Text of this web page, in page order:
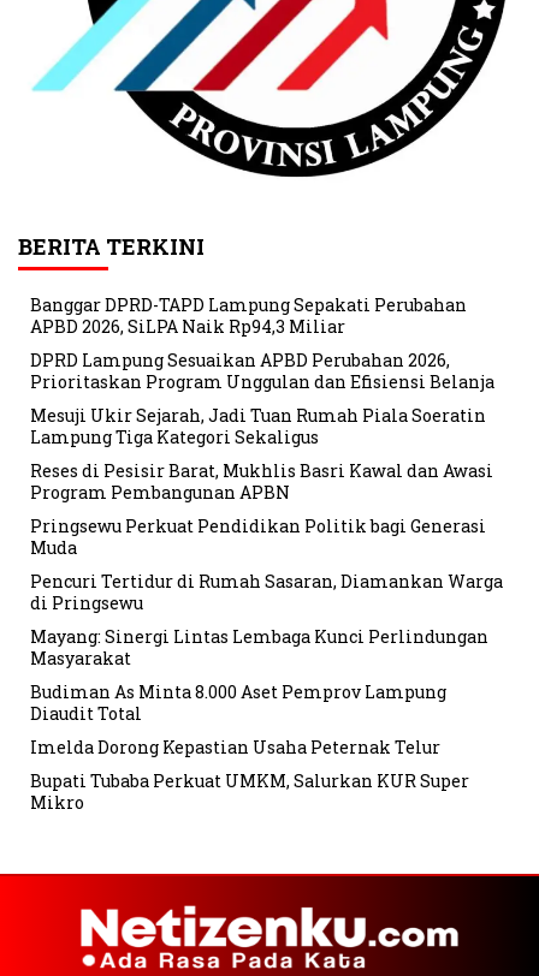
BERITA TERKINI
Banggar DPRD-TAPD Lampung Sepakati Perubahan
APBD 2026, SiLPA Naik Rp94,3 Miliar
DPRD Lampung Sesuaikan APBD Perubahan 2026,
Prioritaskan Program Unggulan dan Efisiensi Belanja
Mesuji Ukir Sejarah, Jadi Tuan Rumah Piala Soeratin
Lampung Tiga Kategori Sekaligus
Reses di Pesisir Barat, Mukhlis Basri Kawal dan Awasi
Program Pembangunan APBN
Pringsewu Perkuat Pendidikan Politik bagi Generasi
Muda
Pencuri Tertidur di Rumah Sasaran, Diamankan Warga
di Pringsewu
Mayang: Sinergi Lintas Lembaga Kunci Perlindungan
Masyarakat
Budiman As Minta 8.000 Aset Pemprov Lampung
Diaudit Total
Imelda Dorong Kepastian Usaha Peternak Telur
Bupati Tubaba Perkuat UMKM, Salurkan KUR Super
Mikro